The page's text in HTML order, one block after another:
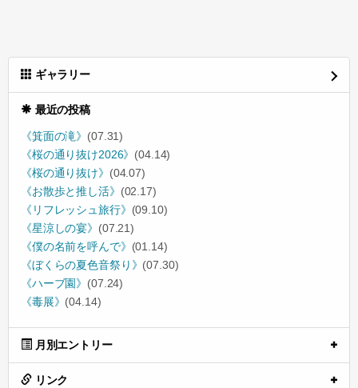
ギャラリー
最近の投稿
《箕面の滝》 (07.31)
《桜の通り抜け2026》 (04.14)
《桜の通り抜け》 (04.07)
《お散歩と推し活》 (02.17)
《リフレッシュ旅行》 (09.10)
《星涼しの宴》 (07.21)
《僕の名前を呼んで》 (01.14)
《ぼくらの夏色音祭り》 (07.30)
《ハーブ園》 (07.24)
《毒展》 (04.14)
月別エントリー
リンク